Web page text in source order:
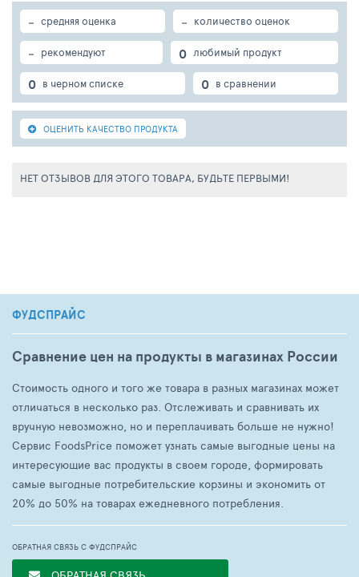
- средняя оценка - количество оценок
- рекомендуют 0 любимый продукт
0 в черном списке 0 в сравнении
ОЦЕНИТЬ КАЧЕСТВО ПРОДУКТА
НЕТ ОТЗЫВОВ ДЛЯ ЭТОГО ТОВАРА, БУДЬТЕ ПЕРВЫМИ!
ФУДСПРАЙС
Сравнение цен на продукты в магазинах России
Стоимость одного и того же товара в разных магазинах может
отличаться в несколько раз. Отслеживать и сравнивать их
вручную невозможно, но и переплачивать больше не нужно!
Сервис FoodsPrice поможет узнать самые выгодные цены на
интересующие вас продукты в своем городе, формировать
самые выгодные потребительские корзины и экономить от
20% до 50% на товарах ежедневного потребления.
ОБРАТНАЯ СВЯЗЬ С ФУДСПРАЙС